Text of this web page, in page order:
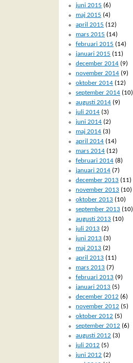
juni 2015 (6)
maj 2015 (4)
april 2015 (12)
mars 2015 (14)
februari 2015 (14)
januari 2015 (11)
december 2014 (9)
november 2014 (9)
oktober 2014 (12)
september 2014 (10)
augusti 2014 (9)
juli 2014 (3)
juni 2014 (2)
maj 2014 (3)
april 2014 (14)
mars 2014 (12)
februari 2014 (8)
januari 2014 (7)
december 2013 (11)
november 2013 (10)
oktober 2013 (10)
september 2013 (10)
augusti 2013 (10)
juli 2013 (2)
juni 2013 (3)
maj 2013 (2)
april 2013 (11)
mars 2013 (7)
februari 2013 (9)
januari 2013 (5)
december 2012 (6)
november 2012 (5)
oktober 2012 (5)
september 2012 (6)
augusti 2012 (3)
juli 2012 (5)
juni 2012 (2)